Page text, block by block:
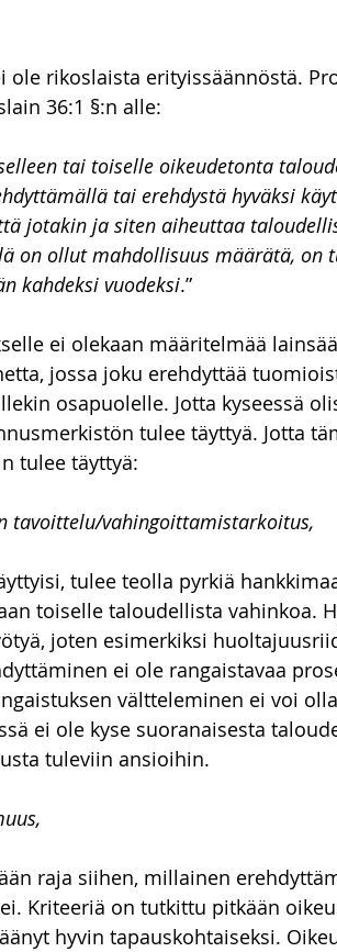
ole rikoslaista erityissäännöstä.
36:1 §:n alle:
tai toiselle oikeudetonta
tai erehdystä hyväksi
jotakin ja siten aiheuttaa
on ollut mahdollisuus määrätä, on
kahdeksi vuodeksi.”
ei olekaan määritelmää
jossa joku erehdyttää
osapuolelle. Jotta kyseessä
tulee täyttyä. Jotta
tulee täyttyä:
tavoittelu/vahingoittamistarkoitus,
tulee teolla pyrkiä
toiselle taloudellista vahinkoa.
joten esimerkiksi
ei ole rangaistavaa
vältteleminen ei voi
ei ole kyse suoranaisesta
tuleviin ansioihin.
raja siihen, millainen
Kriteeriä on tutkittu pitkään
hyvin tapauskohtaiseksi.